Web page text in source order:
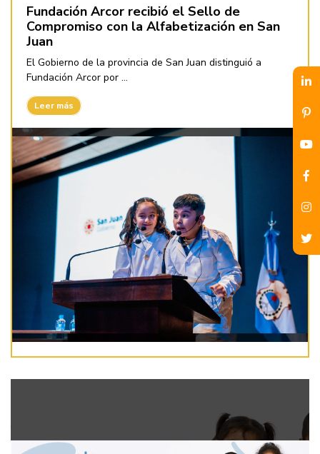
Fundación Arcor recibió el Sello de
Compromiso con la Alfabetización en San
Juan
El Gobierno de la provincia de San Juan distinguió a
Fundación Arcor por ...
Leer más